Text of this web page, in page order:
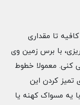
تا مقداری
با برس زمین وی
معمولا خطوط
کردن این
یه مسواک کهنه یا